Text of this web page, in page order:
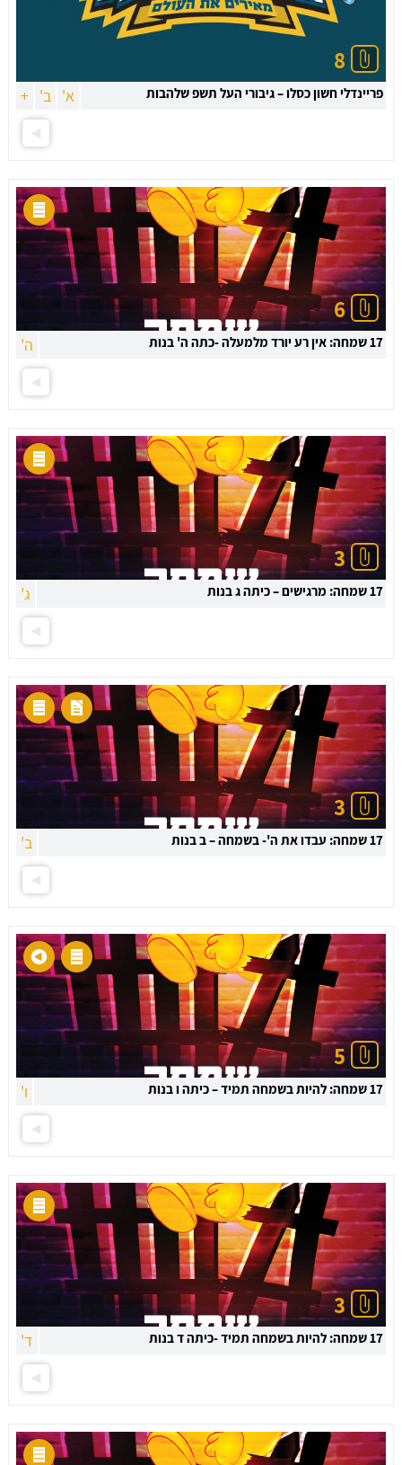
8
פריינדלי חשון כסלו – גיבורי העל תשפ שלהבות א' ב' +
6
17 שמחה: אין רע יורד מלמעלה -כתה ה' בנות ה'
3
17 שמחה: מרגישים – כיתה ג בנות ג'
3
17 שמחה: עבדו את ה'- בשמחה – ב בנות ב'
5
17 שמחה: להיות בשמחה תמיד – כיתה ו בנות ו'
3
17 שמחה: להיות בשמחה תמיד -כיתה ד בנות ד'